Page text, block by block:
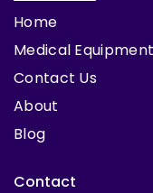
Home
Medical
Contact Us
About
Blog
Contact